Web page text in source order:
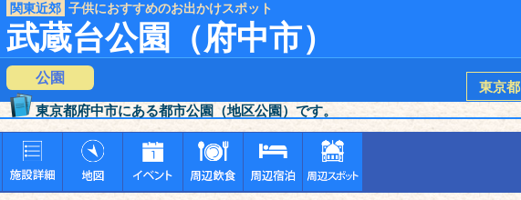
関東近郊 子供におすすめのお出かけスポット
武蔵台公園（府中市）
公園
東京都
東京都府中市にある都市公園（地区公園）です。